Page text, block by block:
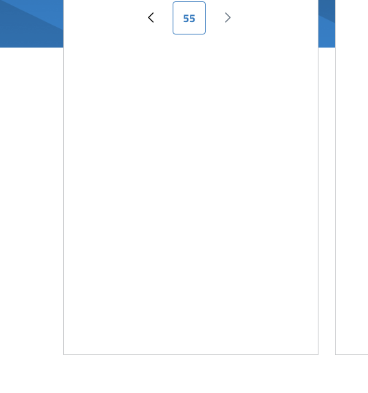
Pagina precedente
Pagina attuale
55
Pagina successiva